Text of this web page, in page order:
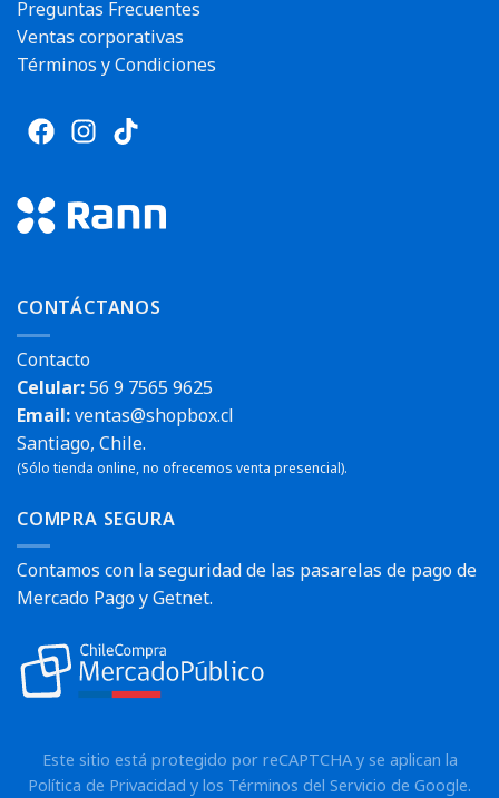
Preguntas Frecuentes
Ventas corporativas
Términos y Condiciones
CONTÁCTANOS
Contacto
Celular:56 9 7565 9625
Email:ventas@shopbox.cl
Santiago, Chile.
(Sólo tienda online, no ofrecemos venta presencial).
COMPRA SEGURA
Contamos con la seguridad de las pasarelas de pago de
Mercado Pago y Getnet.
Este sitio está protegido por reCAPTCHA y se aplican la
Política de Privacidad y los Términos del Servicio de Google.